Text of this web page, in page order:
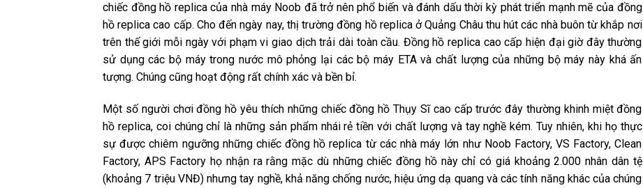
chiếc đồng hồ replica của nhà máy Noob đã trở nên phổ biến và đánh dấu thời kỳ phát triển mạnh mẽ của đồng
hồ replica cao cấp. Cho đến ngày nay, thị trường đồng hồ replica ở Quảng Châu thu hút các nhà buôn từ khắp nơi
trên thế giới mỗi ngày với phạm vi giao dịch trải dài toàn cầu. Đồng hồ replica cao cấp hiện đại giờ đây thường
sử dụng các bộ máy trong nước mô phỏng lại các bộ máy ETA và chất lượng của những bộ máy này khá ấn
tượng. Chúng cũng hoạt động rất chính xác và bền bỉ.
Một số người chơi đồng hồ yêu thích những chiếc đồng hồ Thụy Sĩ cao cấp trước đây thường khinh miệt đồng
hồ replica, coi chúng chỉ là những sản phẩm nhái rẻ tiền với chất lượng và tay nghề kém. Tuy nhiên, khi họ thực
sự được chiêm ngưỡng những chiếc đồng hồ replica từ các nhà máy lớn như Noob Factory, VS Factory, Clean
Factory, APS Factory họ nhận ra rằng mặc dù những chiếc đồng hồ này chỉ có giá khoảng 2.000 nhân dân tệ
(khoảng 7 triệu VNĐ) nhưng tay nghề, khả năng chống nước, hiệu ứng dạ quang và các tính năng khác của chúng